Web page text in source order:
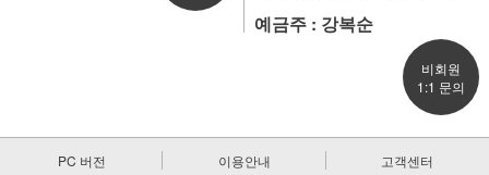
예금주 : 강복순
비회원
1:1 문의
PC 버전 이용안내 고객센터